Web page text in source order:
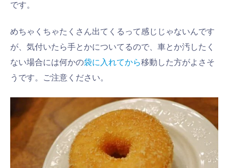
です。
めちゃくちゃたくさん出てくるって感じじゃないんです
が、気付いたら手とかについてるので、車とか汚したく
ない場合には何かの袋に入れてから移動した方がよさそ
うです。ご注意ください。